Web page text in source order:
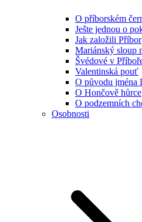
O příborském
Ješte jednou o
Jak založili Příbor
Mariánský sloup
Švédové v
Valentinská pouť
O původu jména
O Hončově hůrce
O podzemních
Osobnosti